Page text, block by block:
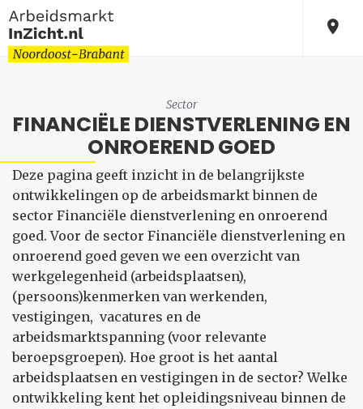
Sector
FINANCIËLE DIENSTVERLENING EN
ONROEREND GOED
Deze pagina geeft inzicht in de belangrijkste
ontwikkelingen op de arbeidsmarkt binnen de
sector Financiële dienstverlening en onroerend
goed. Voor de sector Financiële dienstverlening en
onroerend goed geven we een overzicht van
werkgelegenheid (arbeidsplaatsen),
(persoons)kenmerken van werkenden,
vestigingen, vacatures en de
arbeidsmarktspanning (voor relevante
beroepsgroepen). Hoe groot is het aantal
arbeidsplaatsen en vestigingen in de sector? Welke
ontwikkeling kent het opleidingsniveau binnen de